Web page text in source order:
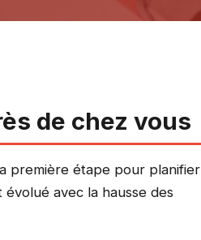
de chez vous
première étape pour planifier
avec la hausse des